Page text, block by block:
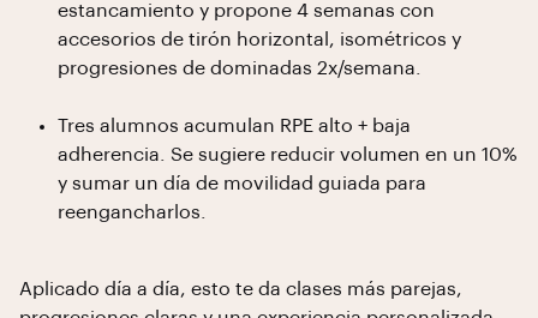
estancamiento y propone 4 semanas con
accesorios de tirón horizontal, isométricos y
progresiones de dominadas 2x/semana.
Tres alumnos acumulan RPE alto + baja
adherencia. Se sugiere reducir volumen en un 10%
y sumar un día de movilidad guiada para
reengancharlos.
Aplicado día a día, esto te da clases más parejas,